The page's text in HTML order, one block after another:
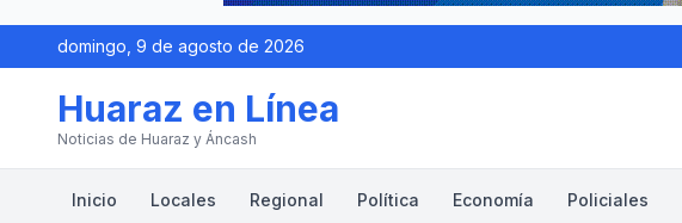
domingo, 9 de agosto de 2026
Huaraz en Línea
Noticias de Huaraz y Áncash
Inicio Locales Regional Política Economía Policiales